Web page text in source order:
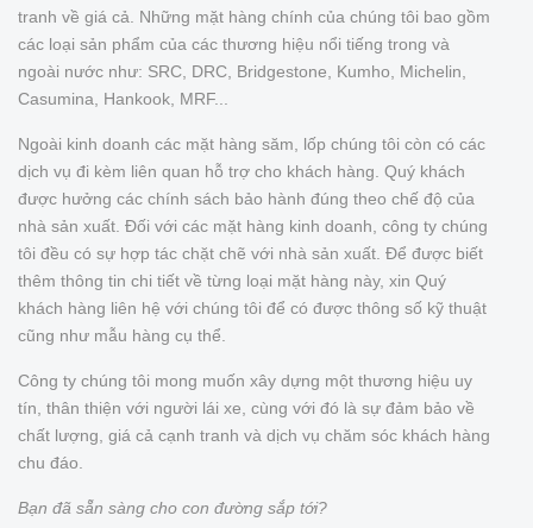
tranh về giá cả. Những mặt hàng chính của chúng tôi bao gồm
các loại sản phẩm của các thương hiệu nổi tiếng trong và
ngoài nước như: SRC, DRC, Bridgestone, Kumho, Michelin,
Casumina, Hankook, MRF...
Ngoài kinh doanh các mặt hàng săm, lốp chúng tôi còn có các
dịch vụ đi kèm liên quan hỗ trợ cho khách hàng. Quý khách
được hưởng các chính sách bảo hành đúng theo chế độ của
nhà sản xuất. Đối với các mặt hàng kinh doanh, công ty chúng
tôi đều có sự hợp tác chặt chẽ với nhà sản xuất. Để được biết
thêm thông tin chi tiết về từng loại mặt hàng này, xin Quý
khách hàng liên hệ với chúng tôi để có được thông số kỹ thuật
cũng như mẫu hàng cụ thể.
Công ty chúng tôi mong muốn xây dựng một thương hiệu uy
tín, thân thiện với người lái xe, cùng với đó là sự đảm bảo về
chất lượng, giá cả cạnh tranh và dịch vụ chăm sóc khách hàng
chu đáo.
Bạn đã sẵn sàng cho con đường sắp tới?